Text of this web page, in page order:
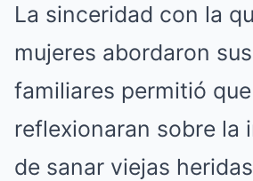
La sinceridad con la
mujeres abordaron
familiares permitió
reflexionaran sobre la
de sanar viejas